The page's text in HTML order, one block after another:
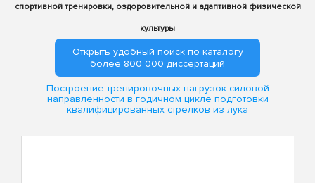
спортивной тренировки, оздоровительной и адаптивной физической
культуры
Открыть удобный поиск по каталогу
более 800 000 диссертаций
Построение тренировочных нагрузок силовой
направленности в годичном цикле подготовки
квалифицированных стрелков из лука